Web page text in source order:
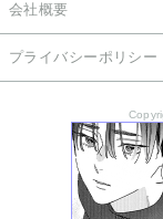
会社概要
プライバシーポリシー